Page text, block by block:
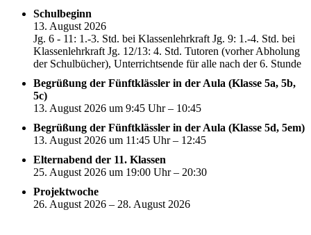
Schulbeginn
13. August 2026
Jg. 6 - 11: 1.-3. Std. bei Klassenlehrkraft Jg. 9: 1.-4. Std. bei
Klassenlehrkraft Jg. 12/13: 4. Std. Tutoren (vorher Abholung
der Schulbücher), Unterrichtsende für alle nach der 6. Stunde
Begrüßung der Fünftklässler in der Aula (Klasse 5a, 5b,
5c)
13. August 2026 um 9:45 Uhr – 10:45
Begrüßung der Fünftklässler in der Aula (Klasse 5d, 5em)
13. August 2026 um 11:45 Uhr – 12:45
Elternabend der 11. Klassen
25. August 2026 um 19:00 Uhr – 20:30
Projektwoche
26. August 2026 – 28. August 2026